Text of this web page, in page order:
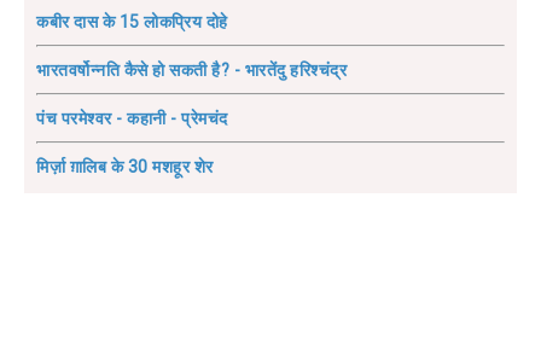
कबीर दास के 15 लोकप्रिय दोहे
भारतवर्षोन्नति कैसे हो सकती है? - भारतेंदु हरिश्चंद्र
पंच परमेश्वर - कहानी - प्रेमचंद
मिर्ज़ा ग़ालिब के 30 मशहूर शेर